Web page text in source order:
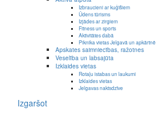
Izbraucieni ar kuģīšiem
Ūdens tūrisms
Izjādes ar zirgiem
Fitness un sports
Aktivitātes dabā
Piknika vietas Jelgavā un apkārtnē
Apskates saimniecības, ražotnes
Veselība un labsajūta
Izklaides vietas
Rotaļu istabas un laukumi
Izklaides vietas
Jelgavas naktsdzīve
Izgaršot